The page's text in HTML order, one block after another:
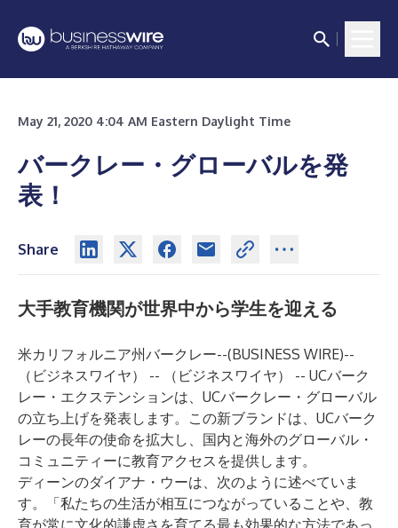
May 21, 2020 4:04 AM Eastern Daylight Time
バークレー・グローバルを発
表！
Share
大手教育機関が世界中から学生を迎える
米カリフォルニア州バークレー--(BUSINESS WIRE)--
（ビジネスワイヤ） -- （ビジネスワイヤ） -- UCバーク
レー・エクステンションは、 UCバークレー・グローバル
の立ち上げを発表します。この新ブランドは、UCバーク
レーの長年の使命を拡大し、国内と海外のグローバル・
コミュニティーに教育アクセスを提供します。
ディーンのダイアナ・ウーは、次のように述べていま
す。「私たちの生活が相互につながっていることや、教
育が常に文化的謙虚さを育てる最も効果的な方法であっ